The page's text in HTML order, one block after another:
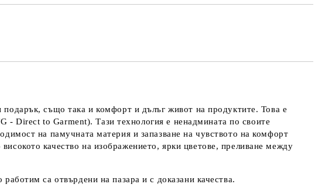
също така и комфорт и дълъг живот на продуктите. Това е
- Direct to Garment). Тази технология е ненадмината по своите
на памучната материя и запазване на чувството на комфорт
качество на изображението, ярки цветове, преливане между
са отвърдени на пазара и с доказани качества.